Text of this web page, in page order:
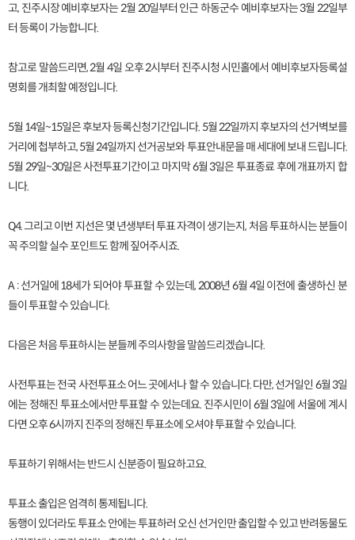
고, 진주시장 예비후보자는 2월 20일부터 인근 하동군수 예비후보자는 3월 22일부
터 등록이 가능합니다.
참고로 말씀드리면, 2월 4일 오후 2시부터 진주시청 시민홀에서 예비후보자등록설
명회를 개최할 예정입니다.
5월 14일~15일은 후보자 등록신청기간입니다. 5월 22일까지 후보자의 선거벽보를
거리에 첩부하고, 5월 24일까지 선거공보와 투표안내문을 매 세대에 보내 드립니다.
5월 29일~30일은 사전투표기간이고 마지막 6월 3일은 투표종료 후에 개표까지 합
니다.
Q4. 그리고 이번 지선은 몇 년생부터 투표 자격이 생기는지, 처음 투표하시는 분들이
꼭 주의할 실수 포인트도 함께 짚어주시죠.
A : 선거일에 18세가 되어야 투표할 수 있는데, 2008년 6월 4일 이전에 출생하신 분
들이 투표할 수 있습니다.
다음은 처음 투표하시는 분들께 주의사항을 말씀드리겠습니다.
사전투표는 전국 사전투표소 어느 곳에서나 할 수 있습니다. 다만, 선거일인 6월 3일
에는 정해진 투표소에서만 투표할 수 있는데요. 진주시민이 6월 3일에 서울에 계시
다면 오후 6시까지 진주의 정해진 투표소에 오셔야 투표할 수 있습니다.
투표하기 위해서는 반드시 신분증이 필요하고요.
투표소 출입은 엄격히 통제됩니다.
동행이 있더라도 투표소 안에는 투표하러 오신 선거인만 출입할 수 있고 반려동물도